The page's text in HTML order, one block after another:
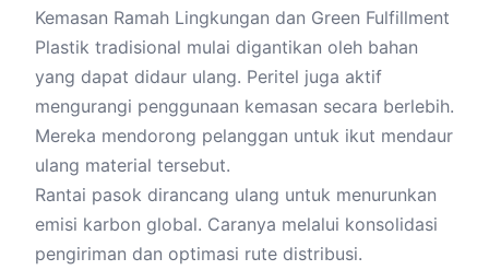
Kemasan Ramah Lingkungan dan Green Fulfillment
Plastik tradisional mulai digantikan oleh bahan
yang dapat didaur ulang. Peritel juga aktif
mengurangi penggunaan kemasan secara berlebih.
Mereka mendorong pelanggan untuk ikut mendaur
ulang material tersebut.
Rantai pasok dirancang ulang untuk menurunkan
emisi karbon global. Caranya melalui konsolidasi
pengiriman dan optimasi rute distribusi.